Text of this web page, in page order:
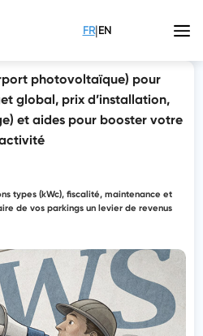
FR|EN
photovoltaïque) pour
global, prix d’installation,
et aides pour booster votre
types (kWc), fiscalité, maintenance et
de vos parkings un levier de revenus